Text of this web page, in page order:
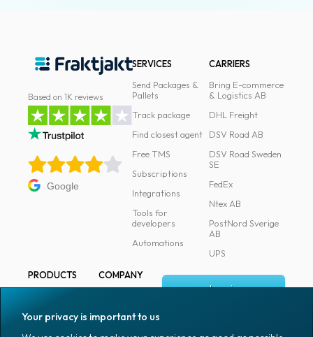
Based on 1K reviews
Google
SERVICES
Send Packages &
Pallets
Track package
Find closest agent
Free TMS
Subscriptions
Integrations
Tools for
developers
Automations
CARRIERS
Bring E-commerce
& Logistics AB
DHL Freight
DSV Road AB
DSV Road Sweden
SE
FedEx
Ntex AB
PostNord Sverige
AB
UPS
PRODUCTS
Marking
COMPANY
Media
Log in
Sign up
Your privacy is important to us